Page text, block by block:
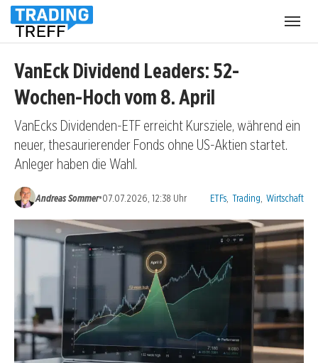
VanEck Dividend Leaders: 52-
Wochen-Hoch vom 8. April
VanEcks Dividenden-ETF erreicht Kursziele, während ein
neuer, thesaurierender Fonds ohne US-Aktien startet.
Anleger haben die Wahl.
Andreas Sommer•07.07.2026, 12:38 Uhr Kategorien:
ETFs Trading Wirtschaft